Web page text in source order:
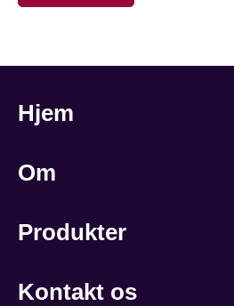
Hjem
Om
Produkter
Kontakt os